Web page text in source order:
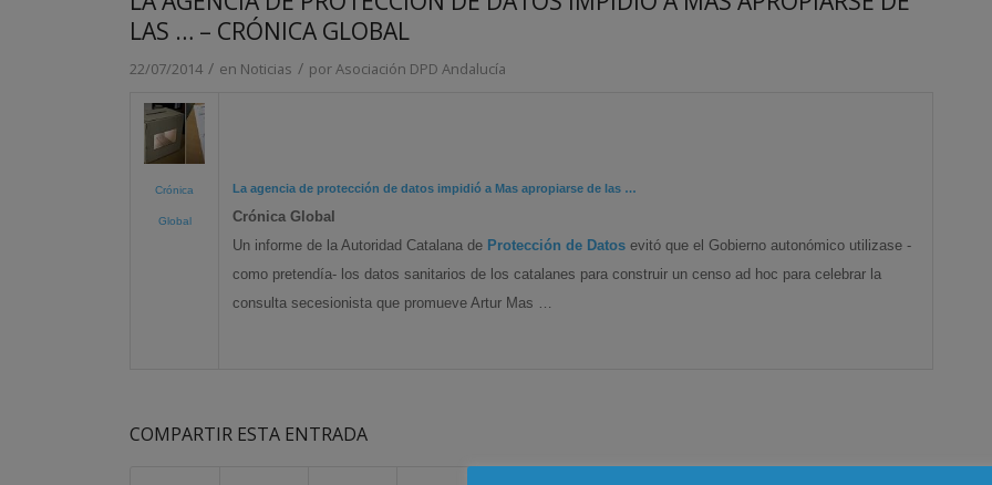
LAS … – CRÓNICA GLOBAL
22/07/2014 / en Noticias / porAsociación DPD Andalucía
Crónica
Global
La agencia deprotección de datos impidió a Mas apropiarse de las …
Crónica Global
Un informe de la Autoridad Catalana de Protección de Datos evitó que el Gobierno autonómico utilizase -
como pretendía- los datos sanitarios de los catalanes para construir un censo ad hoc para celebrar la
consulta secesionista que promueve Artur Mas …
COMPARTIR ESTA ENTRADA